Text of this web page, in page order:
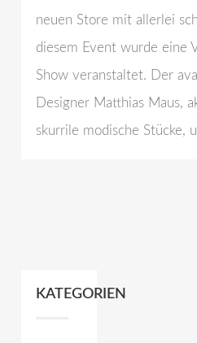
neuen Store mit allerlei
diesem Event wurde eine
Show veranstaltet. Der
Designer Matthias Maus,
skurrile modische Stücke,
KATEGORIEN